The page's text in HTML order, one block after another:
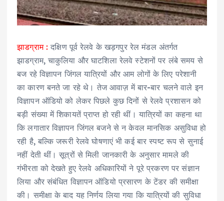
झाडग्राम : दक्षिण पूर्व रेलवे के खड़गपुर रेल मंडल अंतर्गत
झाडग्राम, चाकुलिया और घाटशिला रेलवे स्टेशनों पर लंबे समय से
बज रहे विज्ञापन जिंगल यात्रियों और आम लोगों के लिए परेशानी
का कारण बनते जा रहे थे। तेज आवाज़ में बार-बार चलने वाले इन
विज्ञापन ऑडियो को लेकर पिछले कुछ दिनों से रेलवे प्रशासन को
बड़ी संख्या में शिकायतें प्राप्त हो रही थीं। यात्रियों का कहना था
कि लगातार विज्ञापन जिंगल बजने से न केवल मानसिक असुविधा हो
रही है, बल्कि जरूरी रेलवे घोषणाएं भी कई बार स्पष्ट रूप से सुनाई
नहीं देती थीं। सूत्रों से मिली जानकारी के अनुसार मामले की
गंभीरता को देखते हुए रेलवे अधिकारियों ने पूरे प्रकरण पर संज्ञान
लिया और संबंधित विज्ञापन ऑडियो प्रसारण के टेंडर की समीक्षा
की। समीक्षा के बाद यह निर्णय लिया गया कि यात्रियों की सुविधा